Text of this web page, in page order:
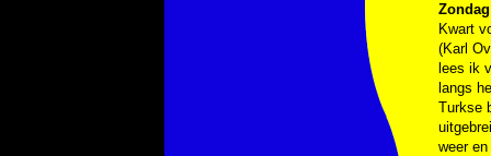
Kwart
(Karl
lees ik
langs
Turkse
weer